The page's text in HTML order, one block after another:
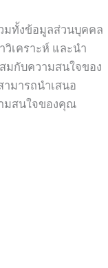
มทั้งข้อมูลส่วนบุคคล
วิเคราะห์ และนำ
มกับความสนใจของ
มารถนำเสนอ
มสนใจของคุณ